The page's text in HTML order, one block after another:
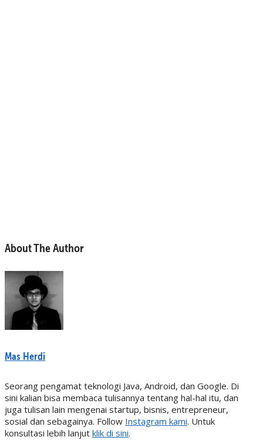
About The Author
Mas Herdi
Seorang pengamat teknologi Java, Android, dan Google. Di
sini kalian bisa membaca tulisannya tentang hal-hal itu, dan
juga tulisan lain mengenai startup, bisnis, entrepreneur,
sosial dan sebagainya. Follow Instagram kami. Untuk
konsultasi lebih lanjut klik di sini.